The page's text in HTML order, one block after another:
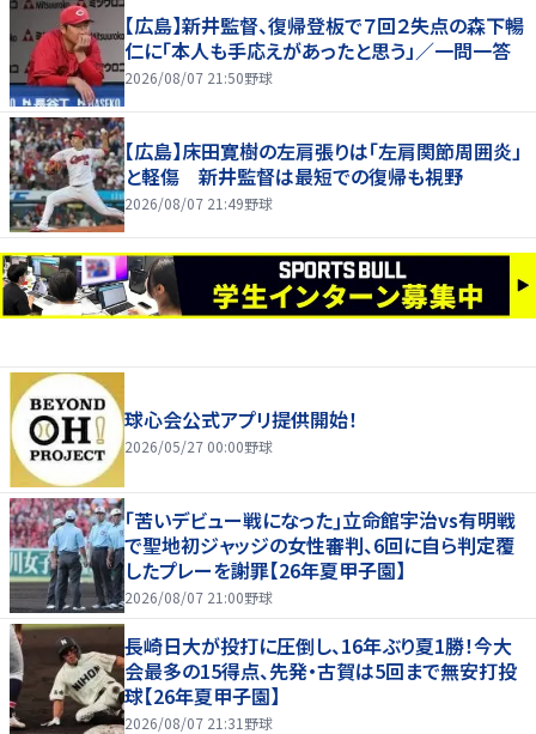
【広島】新井監督、復帰登板で７回２失点の森下暢
仁に「本人も手応えがあったと思う」／一問一答
2026/08/07 21:50野球
【広島】床田寛樹の左肩張りは「左肩関節周囲炎」
と軽傷 新井監督は最短での復帰も視野
2026/08/07 21:49野球
球心会公式アプリ提供開始！
2026/05/27 00:00野球
｢苦いデビュー戦になった｣立命館宇治vs有明戦
で聖地初ジャッジの女性審判、6回に自ら判定覆
したプレーを謝罪【26年夏甲子園】
2026/08/07 21:00野球
長崎日大が投打に圧倒し、16年ぶり夏1勝！今大
会最多の15得点、先発・古賀は5回まで無安打投
球【26年夏甲子園】
2026/08/07 21:31 野球